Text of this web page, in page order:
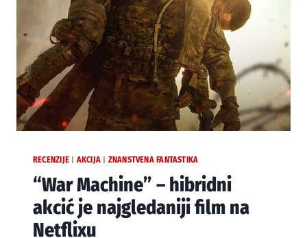
RECENZIJE AKCIJA ZNANSTVENA FANTASTIKA
“War Machine” – hibridni
akcić je najgledaniji film na
Netflixu